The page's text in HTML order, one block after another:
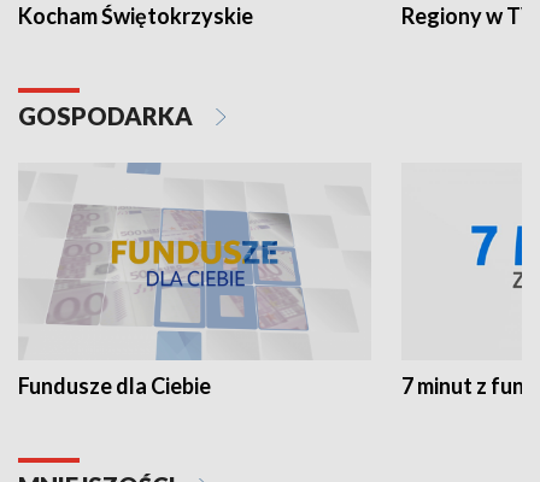
Kocham Świętokrzyskie Regiony w
GOSPODARKA
Fundusze dla Ciebie 7 minut z